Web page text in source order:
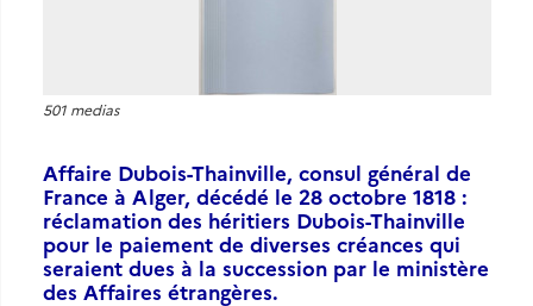
501 medias
Affaire Dubois-Thainville, consul général de
France à Alger, décédé le 28 octobre 1818 :
réclamation des héritiers Dubois-Thainville
pour le paiement de diverses créances qui
seraient dues à la succession par le ministère
des Affaires étrangères.